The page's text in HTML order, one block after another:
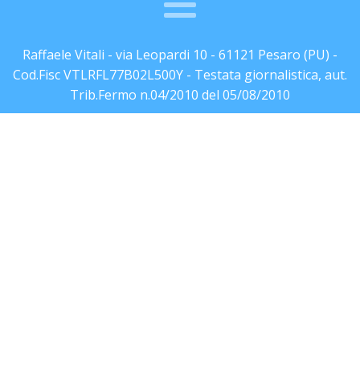
Raffaele Vitali - via Leopardi 10 - 61121 Pesaro (PU) -
Cod.Fisc VTLRFL77B02L500Y - Testata giornalistica, aut.
Trib.Fermo n.04/2010 del 05/08/2010